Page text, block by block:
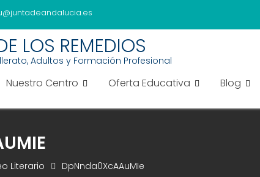
LOS REMEDIOS
Adultos y Formación Profesional
Nuestro Centro Oferta Educativa Blog
Literario DpNnda0XcAAuMIe